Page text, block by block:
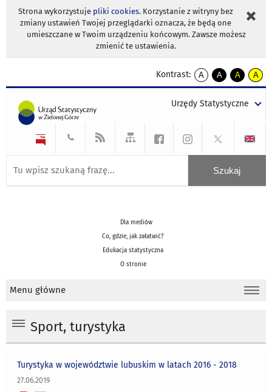
Strona wykorzystuje pliki cookies. Korzystanie z witryny bez
zmiany ustawień Twojej przeglądarki oznacza, że będą one
umieszczane w Twoim urządzeniu końcowym. Zawsze możesz
zmienić te ustawienia.
Kontrast:
A
kontrast
A
kontrast
tekst
czarnym
A
kontrast
tekst
czarnym
A
tekst
żółtym
Urzędy Statystyczne
Dla mediów
Co, gdzie, jak załatwić?
Edukacja statystyczna
O stronie
Menu główne
Sport, turystyka
Turystyka w województwie lubuskim w latach 2016 - 2018
27.06.2019